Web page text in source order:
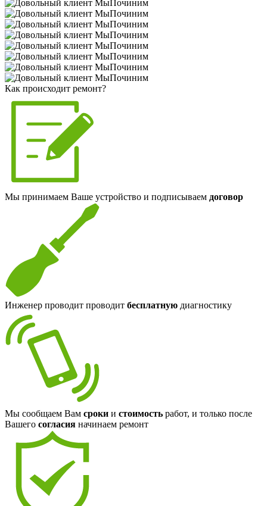
Как происходит ремонт?
Мы принимаем Ваше устройство и подписываем договор
Инженер проводит проводит бесплатную диагностику
Мы сообщаем Вам сроки и стоимость работ, и только после
Вашего согласия начинаем ремонт